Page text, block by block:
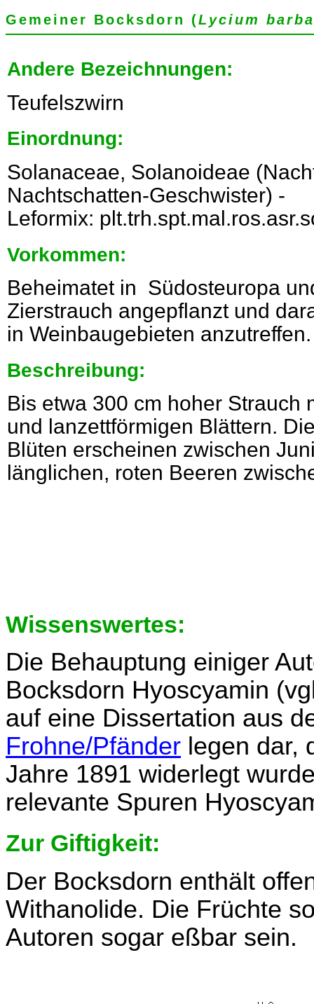
Gemeiner Bocksdorn (Lycium
Andere Bezeichnungen:
Teufelszwirn
Einordnung:
Solanaceae, Solanoideae
Nachtschatten-Geschwister) -
Leformix:
Vorkommen:
Beheimatet in Südosteuropa
Zierstrauch angepflanzt und
in Weinbaugebieten anzutreffen.
Beschreibung:
Bis etwa 300 cm hoher Strauch
und lanzettförmigen Blättern.
Blüten erscheinen zwischen
länglichen, roten Beeren
Wissenswertes:
Die Behauptung einiger
Bocksdorn Hyoscyamin
auf eine Dissertation aus
Frohne/Pfänder legen dar,
Jahre 1891 widerlegt
relevante Spuren
Zur Giftigkeit:
Der Bocksdorn enthält
Withanolide. Die Früchte
Autoren sogar eßbar sein.